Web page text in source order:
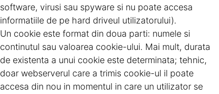
software, virusi sau spyware si nu poate accesa
informatiile de pe hard driveul utilizatorului).
Un cookie este format din doua parti: numele si
continutul sau valoarea cookie-ului. Mai mult, durata
de existenta a unui cookie este determinata; tehnic,
doar webserverul care a trimis cookie-ul il poate
accesa din nou in momentul in care un utilizator se